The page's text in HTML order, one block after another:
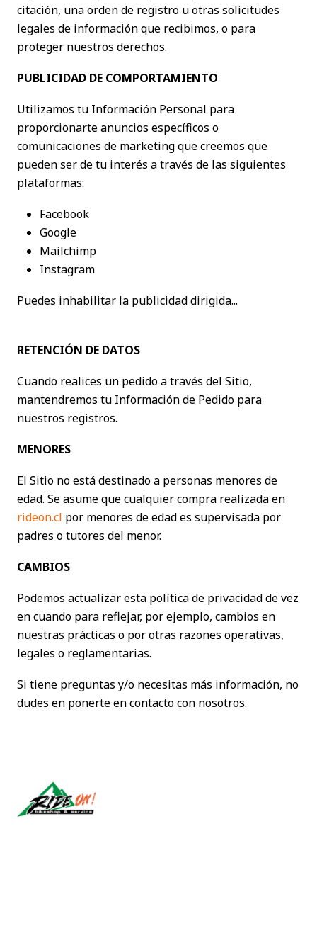
citación, una orden de registro u otras solicitudes
legales de información que recibimos, o para
proteger nuestros derechos.
PUBLICIDAD DE COMPORTAMIENTO
Utilizamos tu Información Personal para
proporcionarte anuncios específicos o
comunicaciones de marketing que creemos que
pueden ser de tu interés a través de las siguientes
plataformas:
Facebook
Google
Mailchimp
Instagram
Puedes inhabilitar la publicidad dirigida...
RETENCIÓN DE DATOS
Cuando realices un pedido a través del Sitio,
mantendremos tu Información de Pedido para
nuestros registros.
MENORES
El Sitio no está destinado a personas menores de
edad. Se asume que cualquier compra realizada en
rideon.cl por menores de edad es supervisada por
padres o tutores del menor.
CAMBIOS
Podemos actualizar esta política de privacidad de vez
en cuando para reflejar, por ejemplo, cambios en
nuestras prácticas o por otras razones operativas,
legales o reglamentarias.
Si tiene preguntas y/o necesitas más información, no
dudes en ponerte en contacto con nosotros.